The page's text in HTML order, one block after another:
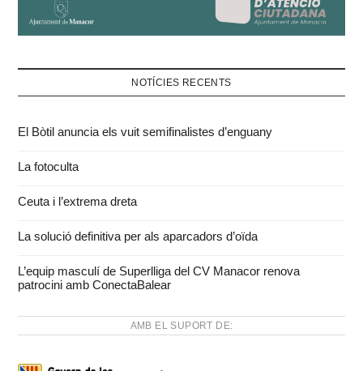
NOTÍCIES RECENTS
El Bòtil anuncia els vuit semifinalistes d’enguany
La fotoculta
Ceuta i l’extrema dreta
La solució definitiva per als aparcadors d’oïda
L’equip masculí de Superlliga del CV Manacor renova
patrocini amb ConectaBalear
AMB EL SUPORT DE: